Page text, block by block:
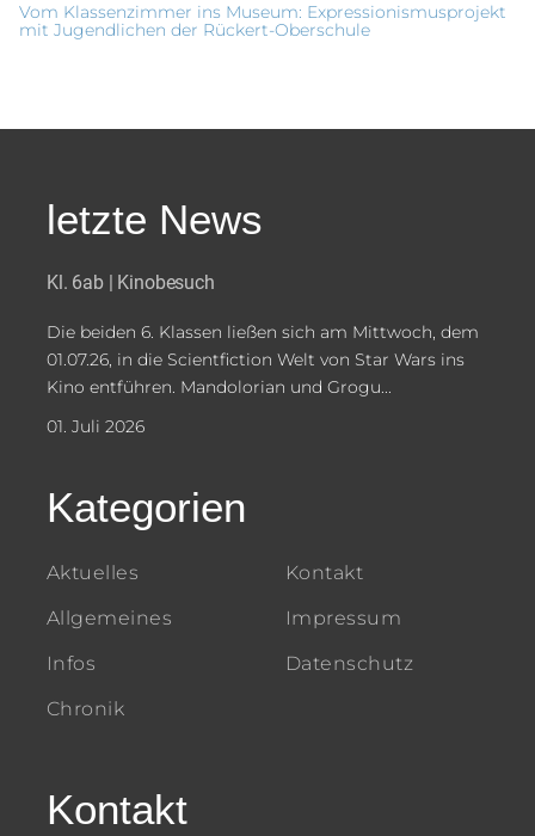
Vom Klassenzimmer ins Museum: Expressionismusprojekt
mit Jugendlichen der Rückert-Oberschule
letzte News
Kl. 6ab | Kinobesuch
Die beiden 6. Klassen ließen sich am Mittwoch, dem
01.07.26, in die Scientfiction Welt von Star Wars ins
Kino entführen. Mandolorian und Grogu...
01. Juli 2026
Kategorien
Aktuelles
Allgemeines
Infos
Chronik
Kontakt
Impressum
Datenschutz
Kontakt